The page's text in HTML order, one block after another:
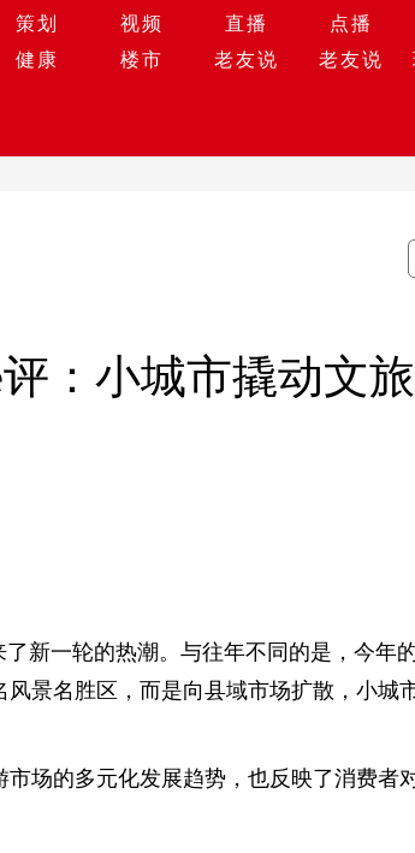
策划 视频 直播 点播
健康 楼市 老友说 老友说
评：小城市撬动文
新一轮的热潮。与往年不同的是，今年
景名胜区，而是向县域市场扩散，小城市
场的多元化发展趋势，也反映了消费者